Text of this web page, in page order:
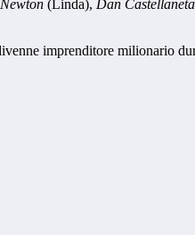
(Linda), Dan Castellaneta
imprenditore milionario